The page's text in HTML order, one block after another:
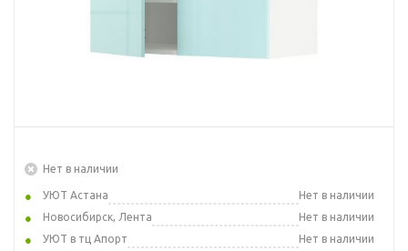
Нет в наличии
УЮТ Астана
Нет в наличии
Новосибирск, Лента
Нет в наличии
УЮТ в тц Апорт
Нет в наличии